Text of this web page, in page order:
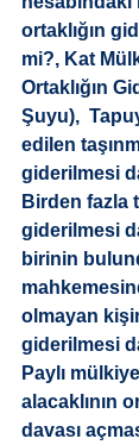
ortaklığın
mi?, Kat
Ortaklığın
Şuyu),
edilen
giderilmesi
Birden fazla
giderilmesi
birinin
olmayan
giderilmesi
Paylı
alacaklının
davası